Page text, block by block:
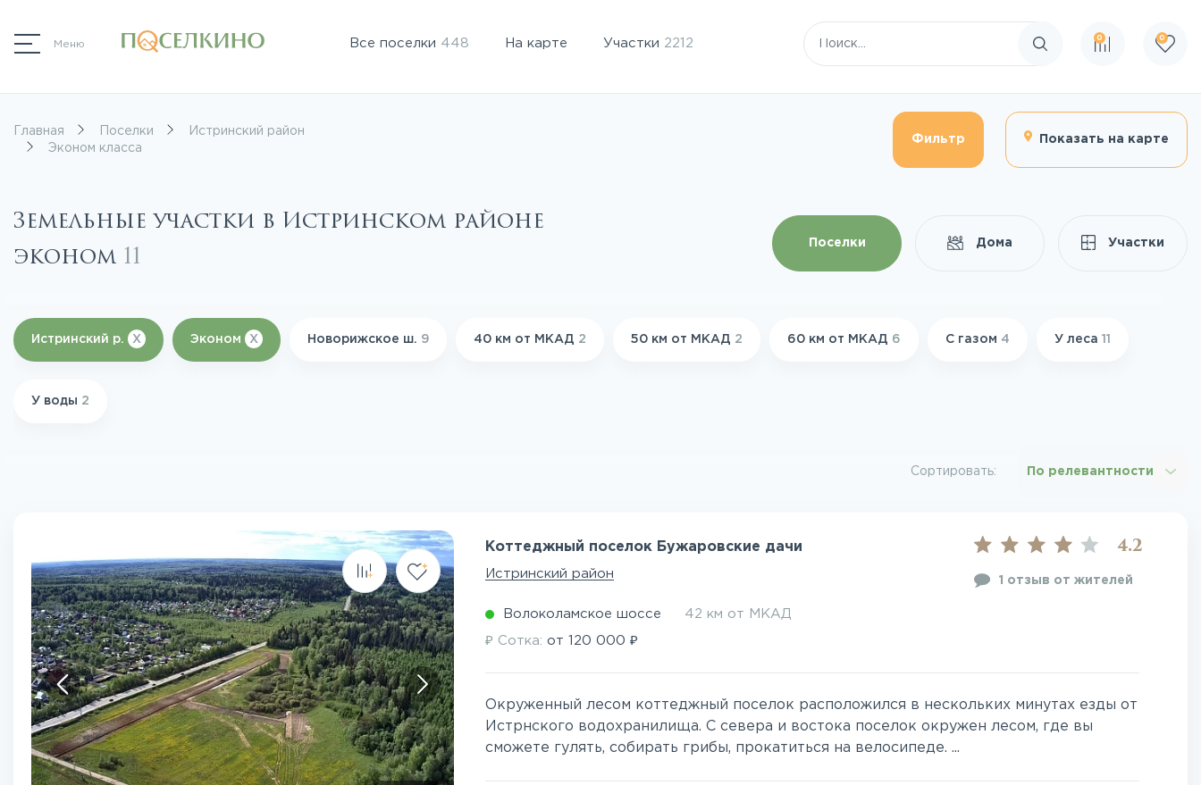
Меню Все поселки 448 На карте Участки 2212
Поиск по сайту
0 0
Главная Поселки
Истринский район
Эконом класса
Фильтр Показать на карте
Земельные участки в Истринском районе
эконом 11 Поселки Дома Участки
Истринский р. X Эконом X Новорижское ш. 9 40 км от МКАД 2 50 км от МКАД 2 60 км от МКАД 6 С газом 4 У леса 11
У воды 2
Сортировать: По релевантности
Коттеджный поселок Бужаровские дачи
Истринский район
4.2
1 отзыв от жителей
Волоколамское шоссе 42 км от МКАД
₽ Сотка:от120 000 ₽
Окруженный лесом коттеджный поселок расположился в нескольких минутах езды от
Истрнского водохранилища. С севера и востока поселок окружен лесом, где вы
сможете гулять, собирать грибы, прокатиться на велосипеде. ...